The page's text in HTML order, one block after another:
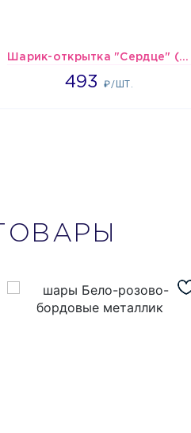
Шарик-открытка "Сердце" (45 см) - 2
493₽/ШТ.
493
ТОВАРЫ